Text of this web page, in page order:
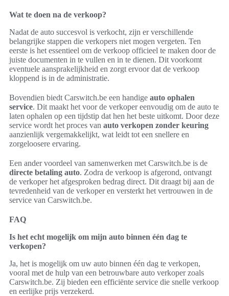
Wat te doen na de verkoop?
Nadat de auto succesvol is verkocht, zijn er verschillende
belangrijke stappen die verkopers niet mogen vergeten. Ten
eerste is het essentieel om de verkoop officieel te maken door de
juiste documenten in te vullen en in te dienen. Dit voorkomt
eventuele aansprakelijkheid en zorgt ervoor dat de verkoop
kloppend is in de administratie.
Bovendien biedt Carswitch.be een handige auto ophalen
service. Dit maakt het voor de verkoper eenvoudig om de auto te
laten ophalen op een tijdstip dat hen het beste uitkomt. Door deze
service wordt het proces van auto verkopen zonder keuring
aanzienlijk vergemakkelijkt, wat leidt tot een snellere en
zorgeloosere ervaring.
Een ander voordeel van samenwerken met Carswitch.be is de
directe betaling auto. Zodra de verkoop is afgerond, ontvangt
de verkoper het afgesproken bedrag direct. Dit draagt bij aan de
tevredenheid van de verkoper en versterkt het vertrouwen in de
service van Carswitch.be.
FAQ
Is het echt mogelijk om mijn auto binnen één dag te
verkopen?
Ja, het is mogelijk om uw auto binnen één dag te verkopen,
vooral met de hulp van een betrouwbare auto verkoper zoals
Carswitch.be. Zij bieden een efficiënte service die snelle verkoop
en eerlijke prijs verzekerd.